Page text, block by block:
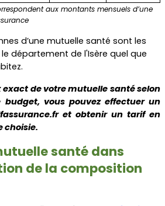
aux montants mensuels d’une
d’une mutuelle santé sont les
département de l'Isère quel que
de votre mutuelle santé selon
et obtenir un tarif en
choisie.
santé dans
de la composition